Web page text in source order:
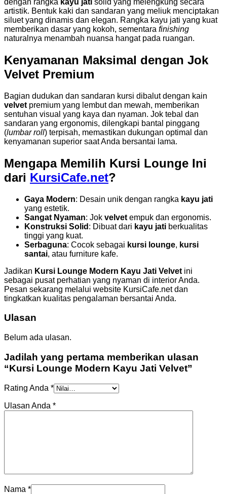
dengan rangka kayu jati solid yang melengkung secara
artistik. Bentuk kaki dan sandaran yang meliuk menciptakan
siluet yang dinamis dan elegan. Rangka kayu jati yang kuat
memberikan dasar yang kokoh, sementara finishing
naturalnya menambah nuansa hangat pada ruangan.
Kenyamanan Maksimal dengan Jok
Velvet Premium
Bagian dudukan dan sandaran kursi dibalut dengan kain
velvet premium yang lembut dan mewah, memberikan
sentuhan visual yang kaya dan nyaman. Jok tebal dan
sandaran yang ergonomis, dilengkapi bantal pinggang
(lumbar roll) terpisah, memastikan dukungan optimal dan
kenyamanan superior saat Anda bersantai lama.
Mengapa Memilih Kursi Lounge Ini
dari KursiCafe.net?
Gaya Modern: Desain unik dengan rangka kayu jati
yang estetik.
Sangat Nyaman: Jok velvet empuk dan ergonomis.
Konstruksi Solid : Dibuat dari kayu jati berkualitas
tinggi yang kuat.
Serbaguna: Cocok sebagai kursi lounge, kursi
santai, atau furniture kafe.
Jadikan Kursi Lounge Modern Kayu Jati Velvet ini
sebagai pusat perhatian yang nyaman di interior Anda.
Pesan sekarang melalui website KursiCafe.net dan
tingkatkan kualitas pengalaman bersantai Anda.
Ulasan
Belum ada ulasan.
Jadilah yang pertama memberikan ulasan
“Kursi Lounge Modern Kayu Jati Velvet”
Rating Anda *
Ulasan Anda *
Nama *